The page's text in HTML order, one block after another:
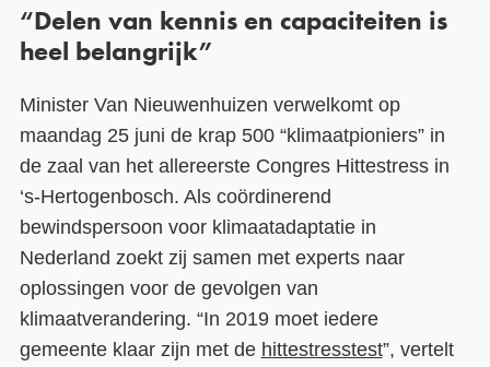
“Delen van kennis en capaciteiten is
heel belangrijk”
Minister Van Nieuwenhuizen verwelkomt op
maandag 25 juni de krap 500 “klimaatpioniers” in
de zaal van het allereerste Congres Hittestress in
‘s-Hertogenbosch. Als coördinerend
bewindspersoon voor klimaatadaptatie in
Nederland zoekt zij samen met experts naar
oplossingen voor de gevolgen van
klimaatverandering. “In 2019 moet iedere
gemeente klaar zijn met de hittestresstest”, vertelt